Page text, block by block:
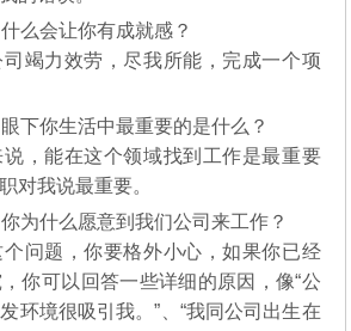
么会让你有成就感？
竭力效劳，尽我所能，完成一个项
下你生活中最重要的是什么？
，能在这个领域找到工作是最重要
对我说最重要。
为什么愿意到我们公司来工作？
问题，你要格外小心，如果你已经
你可以回答一些详细的原因，像“公
环境很吸引我。”、“我同公司出生在